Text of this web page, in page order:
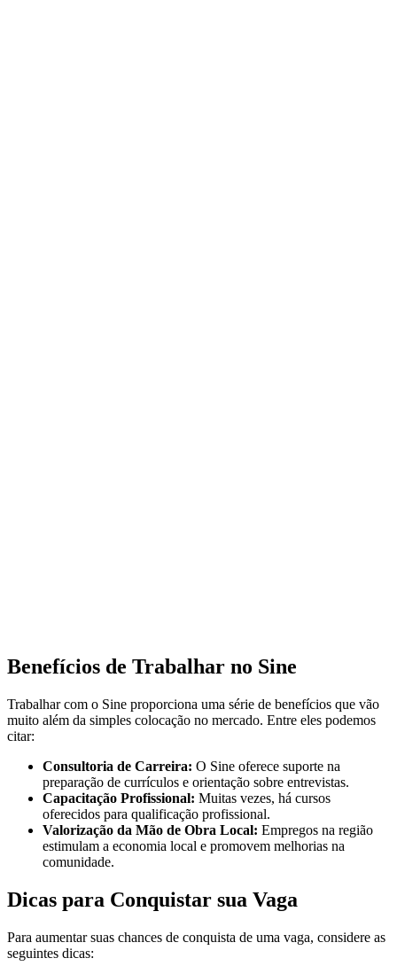
Benefícios de Trabalhar no Sine
Trabalhar com o Sine proporciona uma série de benefícios que vão
muito além da simples colocação no mercado. Entre eles podemos
citar:
Consultoria de Carreira: O Sine oferece suporte na
preparação de currículos e orientação sobre entrevistas.
Capacitação Profissional: Muitas vezes, há cursos
oferecidos para qualificação profissional.
Valorização da Mão de Obra Local: Empregos na região
estimulam a economia local e promovem melhorias na
comunidade.
Dicas para Conquistar sua Vaga
Para aumentar suas chances de conquista de uma vaga, considere as
seguintes dicas: